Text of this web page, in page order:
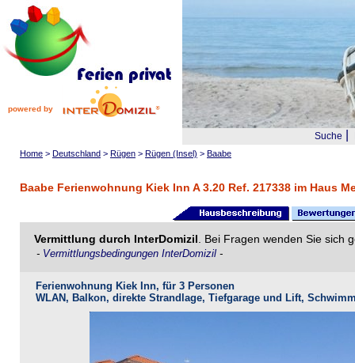
powered by
Suche
Home > Deutschland > Rügen > Rügen (Insel) > Baabe
Baabe Ferienwohnung Kiek Inn A 3.20 Ref. 217338 im Haus
Vermittlung durch InterDomizil . Bei Fragen wenden Sie sich
- Vermittlungsbedingungen InterDomizil -
Ferienwohnung Kiek Inn, für 3 Personen
WLAN, Balkon, direkte Strandlage, Tiefgarage und Lift,